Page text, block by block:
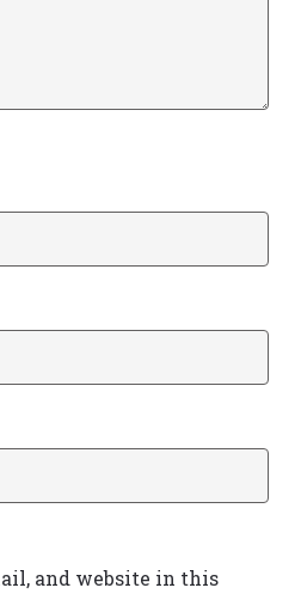
and website in this